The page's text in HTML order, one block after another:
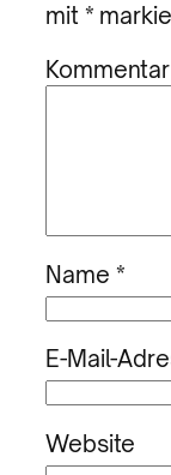
mit *
Name *
E-Mail-
Website